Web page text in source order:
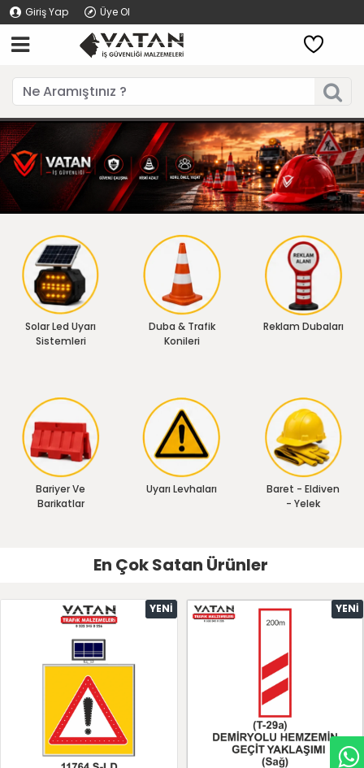
Giriş Yap Üye Ol
Solar Led Uyarı
Sistemleri
Duba & Trafik
Konileri
Reklam Dubaları
Bariyer Ve
Barikatlar
Uyarı Levhaları
Baret - Eldiven
- Yelek
En Çok Satan Ürünler
YENI YENI